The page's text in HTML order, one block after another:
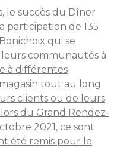
le succès du Dîner
participation de 135
qui se
communautés à
à différentes
tout au long
clients ou de leurs
du Grand Rendez-
2021, ce sont
été remis pour le